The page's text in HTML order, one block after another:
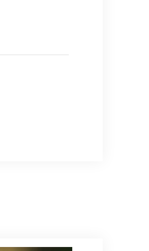
ても素敵な1点でし